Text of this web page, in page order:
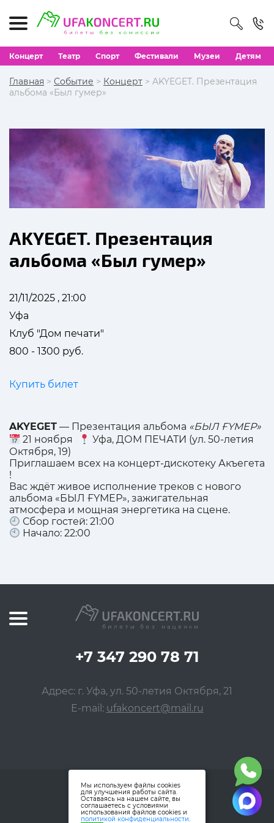
Концерт Театр Спорт Фестивали Музеи Детям
Главная > Событие > Концерт > AKYEGET. Презентация
альбома «Был гумер»
AKYEGET. Презентация
альбома «Был гумер»
21/11/2025 , 21:00
Уфа
Клуб "Дом печати"
800 - 1300 руб.
Купить билет
AKYEGET — Презентация альбома «БЫЛ ҒҮМЕР»
21 ноября
Уфа, ДОМ ПЕЧАТИ (ул. 50-летия
Октября, 19)
Приглашаем всех на концерт-дискотеку Акъегета
!
Вас ждёт живое исполнение треков с нового
альбома «БЫЛ ҒҮМЕР», зажигательная
атмосфера и мощная энергетика на сцене.
Сбор гостей: 21:00
Начало: 22:00
+7 347 290 78 71
Адрес: г. Уфа, ул. 50-летия Октября, 21
E-mail: ufakoncert@mail.ru
Мы используем файлы cookies
для улучшения работы сайта.
Оставаясь на нашем сайте, вы
соглашаетесь с условиями
использования файлов cookies и
политикой конфиденциальности